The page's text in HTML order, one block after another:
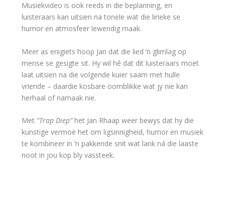
Musiekvideo is ook reeds in die beplanning, en
luisteraars kan uitsien na tonele wat die lirieke se
humor en atmosfeer lewendig maak.
Meer as enigiets hoop Jan dat die lied ’n glimlag op
mense se gesigte sit. Hy wil hê dat dit luisteraars moet
laat uitsien na die volgende kuier saam met hulle
vriende – daardie kosbare oomblikke wat jy nie kan
herhaal of namaak nie.
Met “Trap Diep”het Jan Rhaap weer bewys dat hy die
kunstige vermoë het om ligsinnigheid, humor en musiek
te kombineer in ’n pakkende snit wat lank ná die laaste
noot in jou kop bly vassteek.